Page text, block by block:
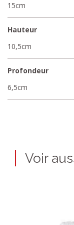
15cm
Hauteur
10,5cm
Profondeur
6,5cm
Voir